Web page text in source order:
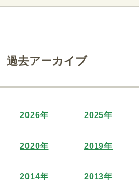
過去アーカイブ
2026年 2025年
2020年 2019年
2014年 2013年